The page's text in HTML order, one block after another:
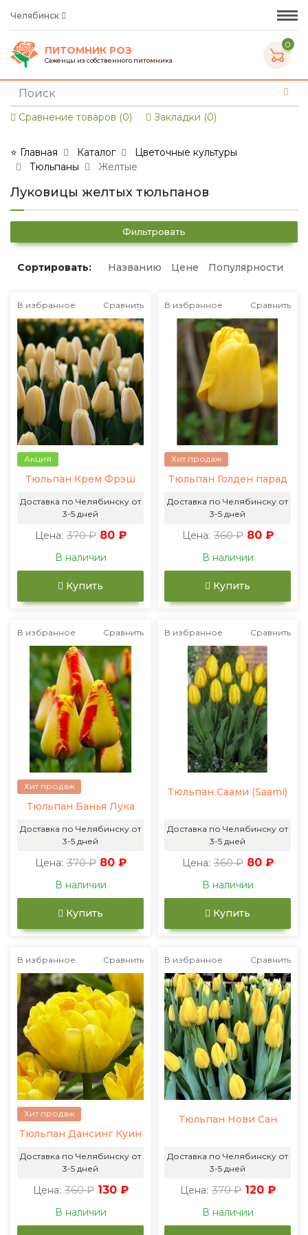
Челябинск
ПИТОМНИК РОЗ
Саженцы из собственного питомника
0
Сравнение товаров (0) Закладки (0)
⭐ Главная Каталог
Цветочные культуры
Тюльпаны
Желтые
Луковицы желтых тюльпанов
Фильтровать
Сортировать: Названию Цене Популярности
В избранное Сравнить
Акция
Тюльпан Крем Фрэш
Доставка по Челябинску от
3-5 дней
Цена: 370 ₽ 80 ₽
В наличии
Купить
В избранное Сравнить
Хит продаж
Тюльпан Голден парад
Доставка по Челябинску от
3-5 дней
Цена: 360 ₽ 80 ₽
В наличии
Купить
В избранное Сравнить
Хит продаж
Тюльпан Банья Лука
Доставка по Челябинску от
3-5 дней
Цена: 370 ₽ 80 ₽
В наличии
Купить
В избранное Сравнить
Тюльпан Саами (Saami)
Доставка по Челябинску от
3-5 дней
Цена: 360 ₽ 80 ₽
В наличии
Купить
В избранное Сравнить
Хит продаж
Тюльпан Дансинг Куин
Доставка по Челябинску от
3-5 дней
Цена: 360 ₽ 130 ₽
В наличии
В избранное Сравнить
Тюльпан Нови Сан
Доставка по Челябинску от
3-5 дней
Цена: 370 ₽ 120 ₽
В наличии